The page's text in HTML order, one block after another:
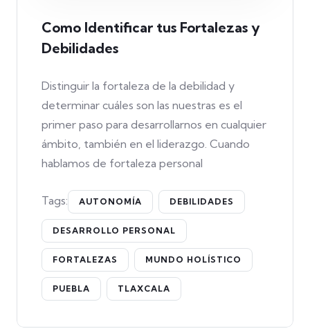
Como Identificar tus Fortalezas y
Debilidades
Distinguir la fortaleza de la debilidad y
determinar cuáles son las nuestras es el
primer paso para desarrollarnos en cualquier
ámbito, también en el liderazgo. Cuando
hablamos de fortaleza personal
Tags: AUTONOMÍA DEBILIDADES
DESARROLLO PERSONAL
FORTALEZAS MUNDO HOLÍSTICO
PUEBLA TLAXCALA